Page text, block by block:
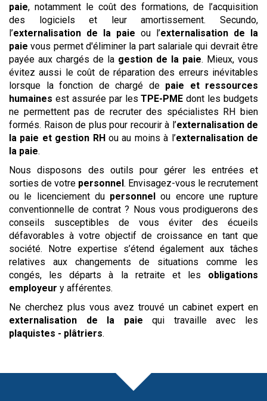
paie, notamment le coût des formations, de l’acquisition
des logiciels et leur amortissement. Secundo,
l’externalisation de la paie ou l’externalisation de la
paievous permet d'éliminer la part salariale qui devrait être
payée aux chargés de la gestion de la paie. Mieux, vous
évitez aussi le coût de réparation des erreurs inévitables
lorsque la fonction de chargé de paie et ressources
humaines est assurée par lesTPE-PME dont les budgets
ne permettent pas de recruter des spécialistes RH bien
formés. Raison de plus pour recourir à l’externalisation de
la paie et gestion RHou au moins à l’externalisation de
la paie.
Nous disposons des outils pour gérer les entrées et
sorties de votre personnel. Envisagez-vous le recrutement
ou le licenciement du personnel ou encore une rupture
conventionnelle de contrat ? Nous vous prodiguerons des
conseils susceptibles de vous éviter des écueils
défavorables à votre objectif de croissance en tant que
société. Notre expertise s’étend également aux tâches
relatives aux changements de situations comme les
congés, les départs à la retraite et les obligations
employeur y afférentes.
Ne cherchez plus vous avez trouvé un cabinet expert en
externalisation de la paie qui travaille avec les
plaquistes - plâtriers.